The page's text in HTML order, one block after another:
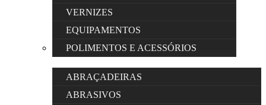
VERNIZES
EQUIPAMENTOS
POLIMENTOS E ACESSÓRIOS
ABRAÇADEIRAS
ABRASIVOS